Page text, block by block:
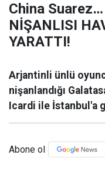
China
NİŞANLISI
YARATTI!
Arjantinli ünlü
nişanlandığı
Icardi ile İstanbul'a
Abone ol